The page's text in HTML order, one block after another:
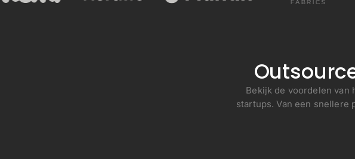
Bekijk de voordelen van
startups. Van een snellere